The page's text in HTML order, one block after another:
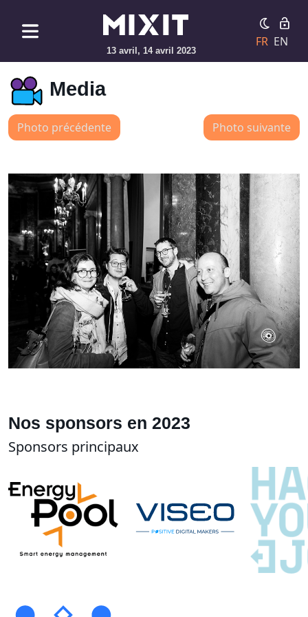
13 avril, 14 avril 2023
FR EN
Media
Photo précédente Photo suivante
Nos sponsors en 2023
Sponsors principaux